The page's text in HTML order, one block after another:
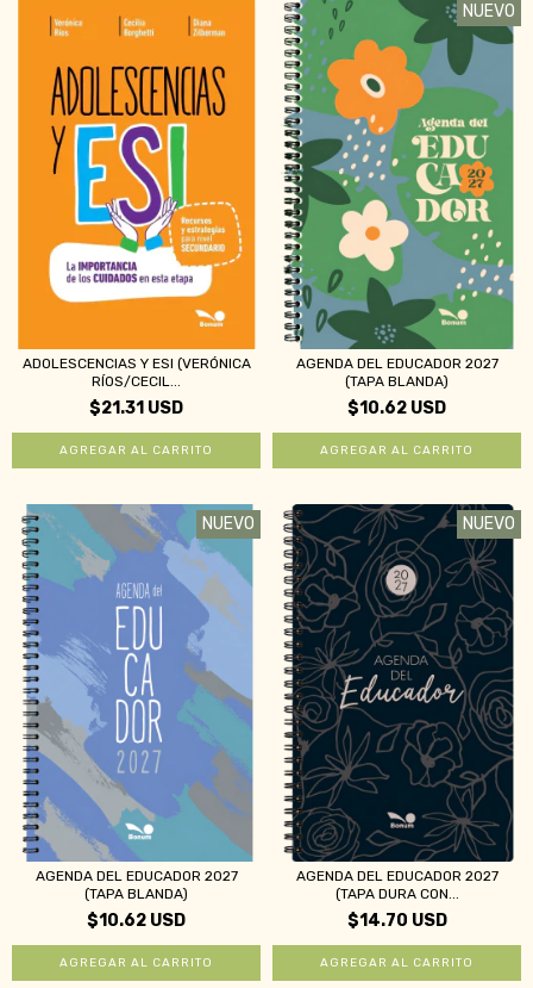
ADOLESCENCIAS Y ESI (VERÓNICA
RÍOS/CECIL...
$21.31 USD
NUEVO
AGENDA DEL EDUCADOR 2027
(TAPA BLANDA)
$10.62 USD
NUEVO
AGENDA DEL EDUCADOR 2027
(TAPA BLANDA)
$10.62 USD
NUEVO
AGENDA DEL EDUCADOR 2027
(TAPA DURA CON...
$14.70 USD